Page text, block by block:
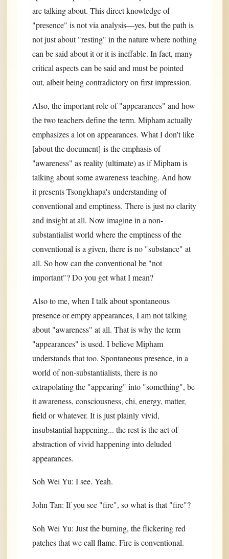
are talking about. This direct knowledge of
"presence" is not via analysis—yes, but the path is
not just about "resting" in the nature where nothing
can be said about it or it is ineffable. In fact, many
critical aspects can be said and must be pointed
out, albeit being contradictory on first impression.
Also, the important role of "appearances" and how
the two teachers define the term. Mipham actually
emphasizes a lot on appearances. What I don't like
[about the document] is the emphasis of
"awareness" as reality (ultimate) as if Mipham is
talking about some awareness teaching. And how
it presents Tsongkhapa's understanding of
conventional and emptiness. There is just no clarity
and insight at all. Now imagine in a non-
substantialist world where the emptiness of the
conventional is a given, there is no "substance" at
all. So how can the conventional be "not
important"? Do you get what I mean?
Also to me, when I talk about spontaneous
presence or empty appearances, I am not talking
about "awareness" at all. That is why the term
"appearances" is used. I believe Mipham
understands that too. Spontaneous presence, in a
world of non-substantialists, there is no
extrapolating the "appearing" into "something", be
it awareness, consciousness, chi, energy, matter,
field or whatever. It is just plainly vivid,
insubstantial happening... the rest is the act of
abstraction of vivid happening into deluded
appearances.
Soh Wei Yu: I see. Yeah.
John Tan: If you see "fire", so what is that "fire"?
Soh Wei Yu: Just the burning, the flickering red
patches that we call flame. Fire is conventional.